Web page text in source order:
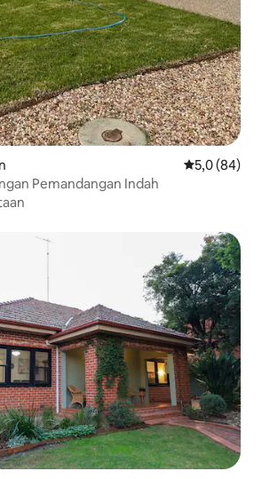
Nilai rata-
5,0 (84)
Pemandangan Indah